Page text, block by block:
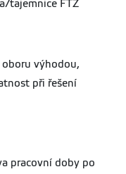
tajemnice FTZ
oboru výhodou,
při řešení
pracovní doby po